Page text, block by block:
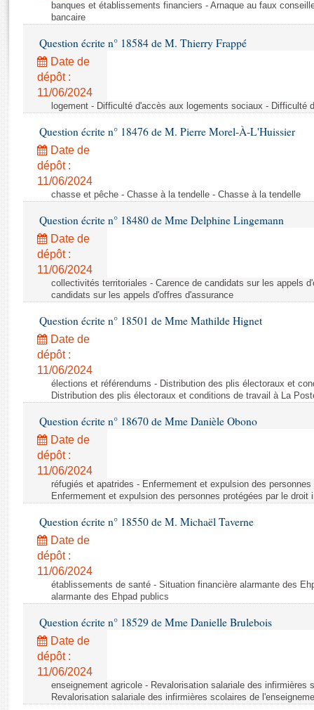
Rapports législatifs
Rapports sur l'application des lois
Baromètre de l’application des lois
Dossiers législatifs
Budget et sécurité sociale
Questions écrites et orales
Comptes rendus des débats
Anciennes législatures
banques et établissements financiers - Arnaque au faux
bancaire
Question écrite n° 18584 de M. Thierry Frappé
Date de
dépôt :
11/06/2024
logement - Difficulté d'accès aux logements sociaux - Difficulté
Question écrite n° 18476 de M. Pierre Morel-À-L'Huissier
Date de
dépôt :
11/06/2024
chasse et pêche - Chasse à la tendelle - Chasse à la tendelle
Question écrite n° 18480 de Mme Delphine Lingemann
Date de
dépôt :
11/06/2024
collectivités territoriales - Carence de candidats sur les appels
candidats sur les appels d'offres d'assurance
Question écrite n° 18501 de Mme Mathilde Hignet
Date de
dépôt :
11/06/2024
élections et référendums - Distribution des plis électoraux et
Distribution des plis électoraux et conditions de travail à La
Question écrite n° 18670 de Mme Danièle Obono
Date de
dépôt :
11/06/2024
réfugiés et apatrides - Enfermement et expulsion des
Enfermement et expulsion des personnes protégées par le droit
Question écrite n° 18550 de M. Michaël Taverne
Date de
dépôt :
11/06/2024
établissements de santé - Situation financière alarmante des
alarmante des Ehpad publics
Question écrite n° 18529 de Mme Danielle Brulebois
Date de
dépôt :
11/06/2024
enseignement agricole - Revalorisation salariale des infirmières
Revalorisation salariale des infirmières scolaires de